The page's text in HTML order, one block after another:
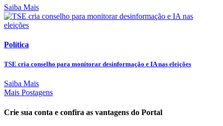
Saiba Mais
Política
TSE cria conselho para monitorar desinformação e IA nas eleições
Saiba Mais
Mais Postagens
Crie sua conta e confira as vantagens do Portal